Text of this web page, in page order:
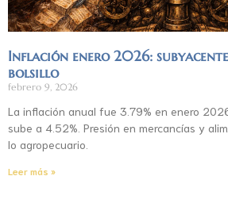
Inflación enero 2026:
bolsillo
febrero 9, 2026
La inflación anual fue 3.79% en enero
sube a 4.52%. Presión en mercancías y
lo agropecuario.
Leer más »